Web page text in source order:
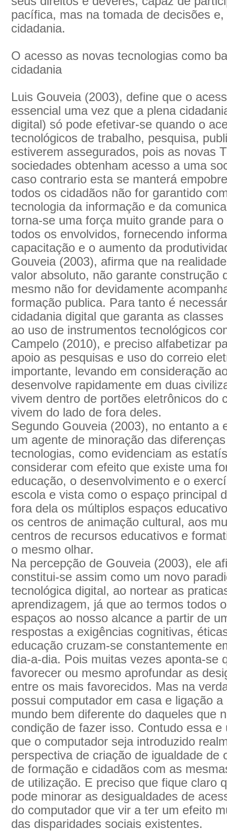
pacífica, mas na tomada de decisões
cidadania.
O acesso as novas tecnologias como
cidadania
Luis Gouveia (2003), define que o
essencial uma vez que a plena
digital) só pode efetivar-se quando o
tecnológicos de trabalho, pesquisa,
estiverem assegurados, pois as novas
sociedades obtenham acesso a uma
caso contrario esta se manterá
todos os cidadãos não for garantido
tecnologia da informação e da
torna-se uma força muito grande para
todos os envolvidos, fornecendo
capacitação e o aumento da
Gouveia (2003), afirma que na
valor absoluto, não garante construção
mesmo não for devidamente
formação publica. Para tanto é
cidadania digital que garanta as
ao uso de instrumentos tecnológicos
Campelo (2010), e preciso alfabetizar
apoio as pesquisas e uso do correio
importante, levando em consideração
desenvolve rapidamente em duas
vivem dentro de portões eletrônicos do
vivem do lado de fora deles.
Segundo Gouveia (2003), no entanto a
um agente de minoração das
tecnologias, como evidenciam as
considerar com efeito que existe uma
educação, o desenvolvimento e o
escola e vista como o espaço principal
fora dela os múltiplos espaços
os centros de animação cultural, aos
centros de recursos educativos e
o mesmo olhar.
Na percepção de Gouveia (2003), ele
constitui-se assim como um novo
tecnológica digital, ao nortear as
aprendizagem, já que ao termos todos
espaços ao nosso alcance a partir de
respostas a exigências cognitivas,
educação cruzam-se constantemente
dia-a-dia. Pois muitas vezes aponta-se
favorecer ou mesmo aprofundar as
entre os mais favorecidos. Mas na
possui computador em casa e ligação
mundo bem diferente do daqueles que
condição de fazer isso. Contudo essa
que o computador seja introduzido
perspectiva de criação de igualdade de
de formação e cidadãos com as
de utilização. E preciso que fique claro
pode minorar as desigualdades de
do computador que vir a ter um efeito
das disparidades sociais existentes.